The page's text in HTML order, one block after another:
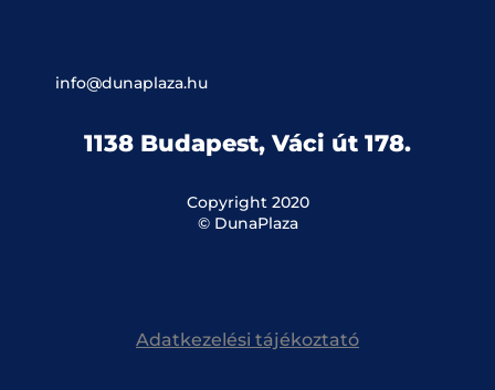
info@dunaplaza.hu
1138 Budapest, Váci út 178.
Copyright 2020
© DunaPlaza
Adatkezelési tájékoztató